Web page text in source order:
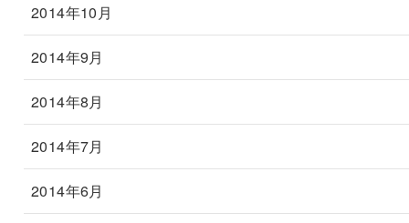
2014年10月
2014年9月
2014年8月
2014年7月
2014年6月